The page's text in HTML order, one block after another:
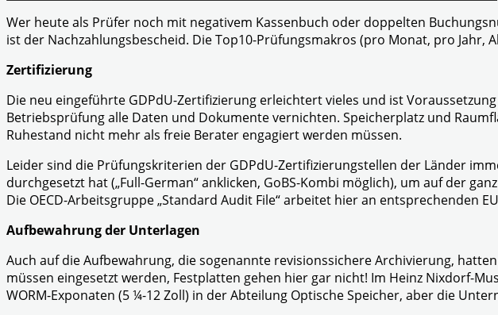
Wer heute als Prüfer noch mit negativem Kassenbuch oder doppelten
ist der Nachzahlungsbescheid. Die Top10-Prüfungsmakros (pro Monat, pro
Zertifizierung
Die neu eingeführte GDPdU-Zertifizierung erleichtert vieles und ist
Betriebsprüfung alle Daten und Dokumente vernichten. Speicherplatz und
Ruhestand nicht mehr als freie Berater engagiert werden müssen.
Leider sind die Prüfungskriterien der GDPdU-Zertifizierungstellen der Länder
durchgesetzt hat („Full-German“ anklicken, GoBS-Kombi möglich), um auf der
Die OECD-Arbeitsgruppe „Standard Audit File“ arbeitet hier an entsprechenden
Aufbewahrung der Unterlagen
Auch auf die Aufbewahrung, die sogenannte revisionssichere Archivierung,
müssen eingesetzt werden, Festplatten gehen hier gar nicht! Im Heinz Nixdorf-
WORM-Exponaten (5 ¼-12 Zoll) in der Abteilung Optische Speicher, aber die